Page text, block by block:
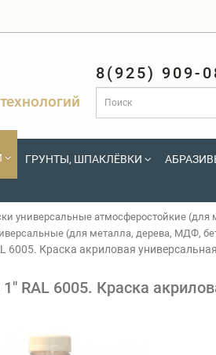
8(925) 909-
ГРУНТЫ, ШПАКЛЁВКИ
универсальные атмосферостойкие (для
(для металла, дерева, МДФ,
6005. Краска акриловая
1" RAL 6005. Краска